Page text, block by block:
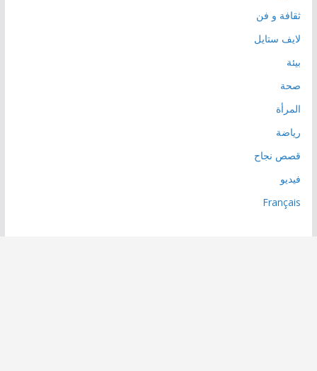
ثقافة و فن
لايف ستايل
بيئة
صحة
المرأة
رياضة
قصص نجاح
فيديو
Français